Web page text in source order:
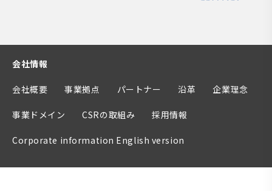
会社情報
会社概要 事業拠点 パートナー 沿革 企業理念
事業ドメイン CSRの取組み 採用情報
Corporate information English version